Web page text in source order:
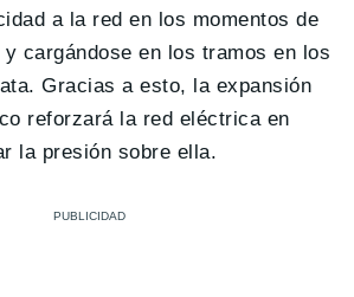
a la red en los momentos de
y cargándose en los tramos en los
Gracias a esto, la expansión
reforzará la red eléctrica en
la presión sobre ella.